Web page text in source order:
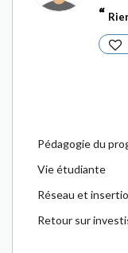
Pédagogie du
Vie étudiante
Réseau et
Retour sur